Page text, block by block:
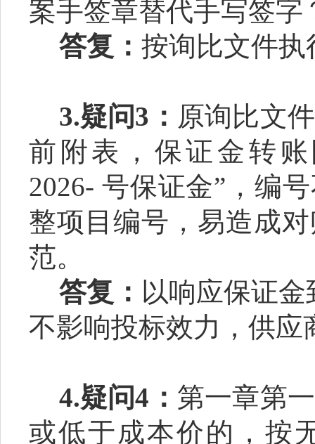
案手签章替代手写签字
答复： 按询比文件执
3.疑问3 ： 原询比文
前附表，保证金转
2026- 号保证金” ，编
整项目编号，易造成
范。
答复： 以响应保证
不影响投标效力，供应
4.疑问4 ： 第一章第
或低于成本价的，按